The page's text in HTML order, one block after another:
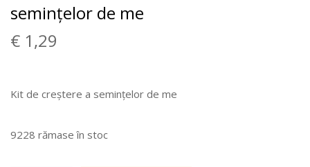
semințelor de me
€ 1,29
Kit de creștere a semințelor de me
9228 rămase în stoc